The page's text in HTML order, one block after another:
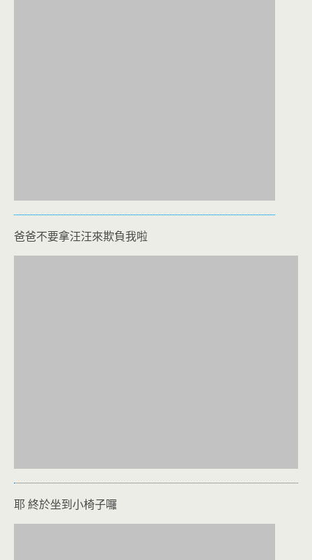
爸爸不要拿汪汪來欺負我啦
耶 終於坐到小椅子囉